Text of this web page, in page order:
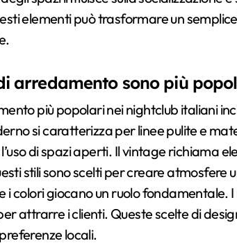
elementi può trasformare un
arredamento sono più
più popolari nei nightclub italiani
si caratterizza per linee pulite e
di spazi aperti. Il vintage richiama
stili sono scelti per creare atmosfere
i colori giocano un ruolo fondamentale.
attrarre i clienti. Queste scelte di
locali.